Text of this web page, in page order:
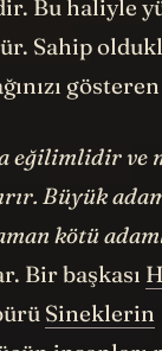
Bu haliyle
Sahip
eğilimlidir ve
Büyük
kötü
Bir başkası
Sineklerin